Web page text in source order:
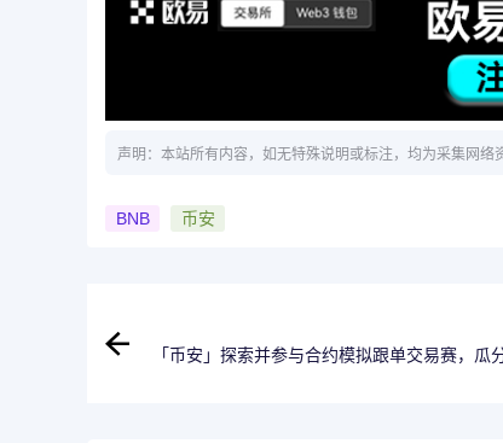
声明：本站所有内容，如无特殊说明或标注，均为采集网络
BNB 币安
「币安」探索并参与合约模拟跟单交易赛，瓜